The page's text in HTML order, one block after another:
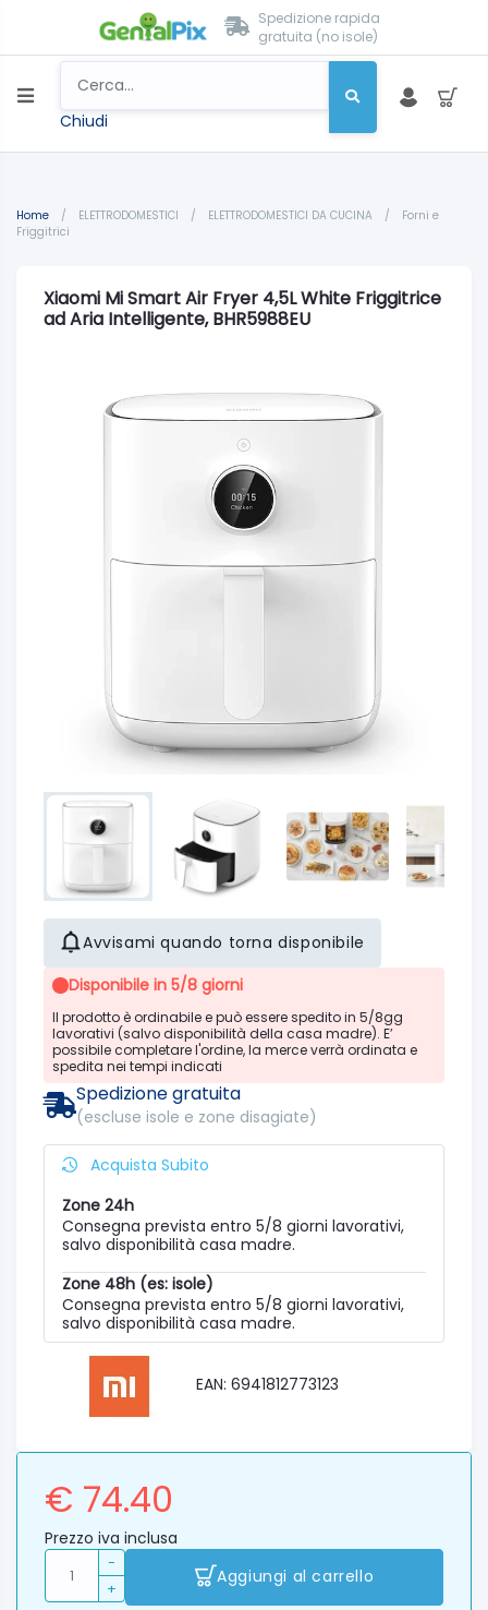
Spedizione rapida
gratuita (no isole)
Chiudi
Home / ELETTRODOMESTICI / ELETTRODOMESTICI DA CUCINA /
Forni e
Friggitrici
Xiaomi Mi Smart Air Fryer 4,5L White Friggitrice
ad Aria Intelligente, BHR5988EU
Avvisami quando torna disponibile
Disponibile in 5/8 giorni
Il prodotto è ordinabile e può essere spedito in 5/8gg
lavorativi (salvo disponibilità della casa madre). E’
possibile completare l'ordine, la merce verrà ordinata e
spedita nei tempi indicati
Spedizione gratuita
(escluse isole e zone disagiate)
Acquista Subito
Zone 24h
Consegna prevista entro 5/8 giorni lavorativi,
salvo disponibilità casa madre.
Zone 48h (es: isole)
Consegna prevista entro 5/8 giorni lavorativi,
salvo disponibilità casa madre.
EAN: 6941812773123
€ 74.40
Prezzo iva inclusa
-
+
Aggiungi al carrello